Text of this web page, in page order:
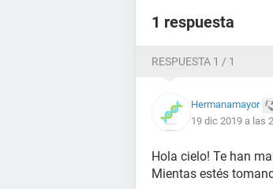
1 respuesta
RESPUESTA 1 / 1
Hermanamayor
19 dic 2019 a las
Hola cielo! Te han
Mientas estés